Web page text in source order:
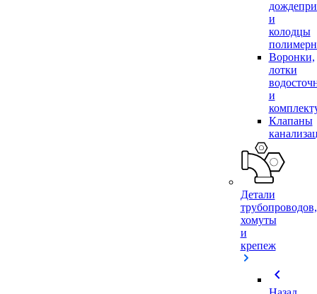
и
колодцы
Воронки,
лотки
и
Клапаны
Детали
трубопроводов,
хомуты
и
крепеж
chevron_left